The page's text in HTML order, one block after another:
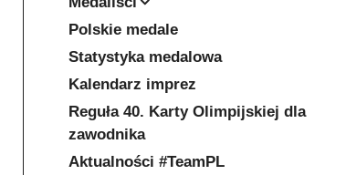
Polskie medale
Statystyka medalowa
Kalendarz imprez
Reguła 40. Karty Olimpijskiej dla
zawodnika
Aktualności #TeamPL